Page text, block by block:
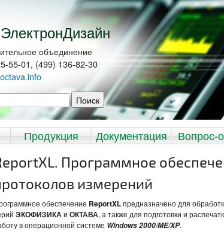
объединение
55-01, (499) 136-82-30
Продукция Документация Вопрос-
Программное
измерений
обеспечение ReportXLпредназначено для
ЭКОФИЗИКАи ОКТАВА, а также для подготовки и
в операционной системе Windows 2000/ME/XP.